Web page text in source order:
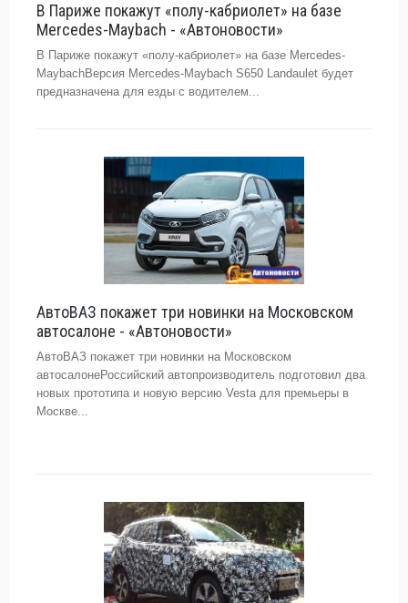
В Париже покажут «полу-кабриолет» на базе
Mercedes-Maybach - «Автоновости»
В Париже покажут «полу-кабриолет» на базе Mercedes-
MaybachВерсия Mercedes-Maybach S650 Landaulet будет
предназначена для езды с водителем...
АвтоВАЗ покажет три новинки на Московском
автосалоне - «Автоновости»
АвтоВАЗ покажет три новинки на Московском
автосалонеРоссийский автопроизводитель подготовил два
новых прототипа и новую версию Vesta для премьеры в
Москве...